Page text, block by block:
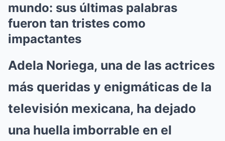
mundo: sus últimas palabras
fueron tan tristes como
impactantes
Adela Noriega, una de las actrices
más queridas y enigmáticas de la
televisión mexicana, ha dejado
una huella imborrable en el